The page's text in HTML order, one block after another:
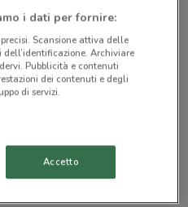
Tutti i negozi Prenatal
Prénatal
attesa. Scopri i passeggini
o il fasciatoio e le culle
i dati per fornire:
Scansione attiva delle
Archiviare
Pubblicità e contenuti
dei contenuti e degli
di servizi.
Accetto